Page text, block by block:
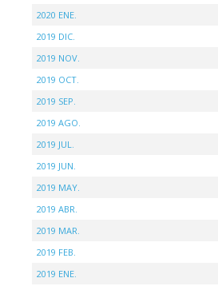
2020 ENE.
2019 DIC.
2019 NOV.
2019 OCT.
2019 SEP.
2019 AGO.
2019 JUL.
2019 JUN.
2019 MAY.
2019 ABR.
2019 MAR.
2019 FEB.
2019 ENE.